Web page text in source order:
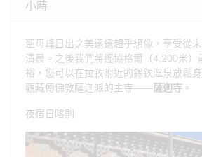
小時
聖母峰日出之美遠遠超乎想像，享受從
清晨。之後我們將經協格爾（4,200米）
裕，您可以在拉孜附近的錫欽溫泉放鬆
觀藏傳佛教薩迦派的主寺——薩迦寺 。
夜宿日喀則